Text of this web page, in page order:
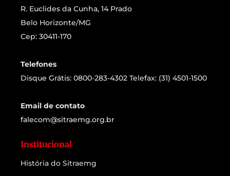
R. Euclides da Cunha, 14 Prado
Belo Horizonte/MG
Cep: 30411-170
Telefones
Disque Grátis: 0800-283-4302 Telefax: (31) 4501-1500
Email de contato
falecom@sitraemg.org.br
Institucional
História do Sitraemg